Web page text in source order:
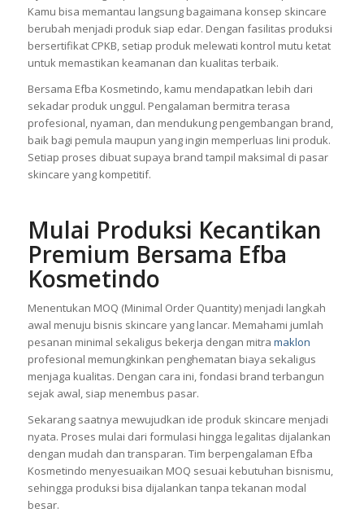
Kamu bisa memantau langsung bagaimana konsep skincare
berubah menjadi produk siap edar. Dengan fasilitas produksi
bersertifikat CPKB, setiap produk melewati kontrol mutu ketat
untuk memastikan keamanan dan kualitas terbaik.
Bersama Efba Kosmetindo, kamu mendapatkan lebih dari
sekadar produk unggul. Pengalaman bermitra terasa
profesional, nyaman, dan mendukung pengembangan brand,
baik bagi pemula maupun yang ingin memperluas lini produk.
Setiap proses dibuat supaya brand tampil maksimal di pasar
skincare yang kompetitif.
Mulai Produksi Kecantikan
Premium Bersama Efba
Kosmetindo
Menentukan MOQ (Minimal Order Quantity) menjadi langkah
awal menuju bisnis skincare yang lancar. Memahami jumlah
pesanan minimal sekaligus bekerja dengan mitra maklon
profesional memungkinkan penghematan biaya sekaligus
menjaga kualitas. Dengan cara ini, fondasi brand terbangun
sejak awal, siap menembus pasar.
Sekarang saatnya mewujudkan ide produk skincare menjadi
nyata. Proses mulai dari formulasi hingga legalitas dijalankan
dengan mudah dan transparan. Tim berpengalaman Efba
Kosmetindo menyesuaikan MOQ sesuai kebutuhan bisnismu,
sehingga produksi bisa dijalankan tanpa tekanan modal
besar.